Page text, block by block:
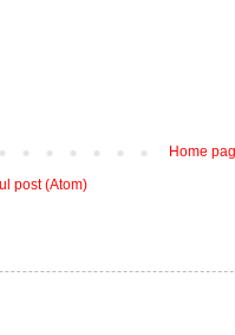
Home
post (Atom)